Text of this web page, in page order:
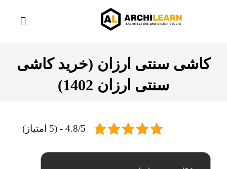
کاشی سنتی ارزان (خرید کاشی
سنتی ارزان 1402)
4.8/5 - (5 امتیاز)